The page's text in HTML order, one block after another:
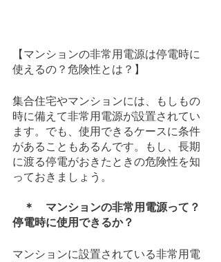
【マンションの非常用電源は停電時に
使えるの？危険性とは？】
集合住宅やマンションには、もしもの
時に備えて非常用電源が設置されてい
ます。でも、使用できるケースに条件
があることもあるんです。もし、長期
に渡る停電がおきたときの危険性を知
っておきましょう。
＊　マンションの非常用電源って？
停電時に使用できるか？
マンションに設置されている非常用電